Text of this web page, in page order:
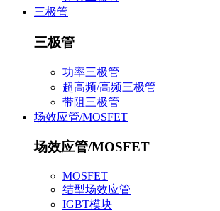
三极管
三极管
功率三极管
超高频/高频三极管
带阻三极管
场效应管/MOSFET
场效应管/MOSFET
MOSFET
结型场效应管
IGBT模块